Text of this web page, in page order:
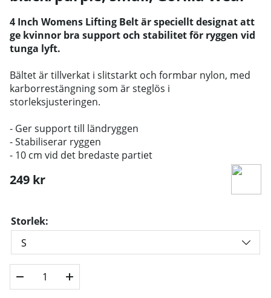
4 Inch Womens Lifting Belt är speciellt designat att
ge kvinnor bra support och stabilitet för ryggen vid
tunga lyft.
Bältet är tillverkat i slitstarkt och formbar nylon, med
karborrestängning som är steglös i
storleksjusteringen.
- Ger support till ländryggen
- Stabiliserar ryggen
- 10 cm vid det bredaste partiet
249 kr
Storlek: